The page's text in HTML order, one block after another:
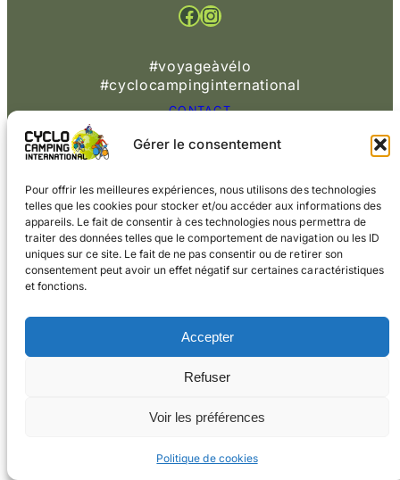
Gérer le consentement
Pour offrir les meilleures expériences, nous utilisons des technologies
telles que les cookies pour stocker et/ou accéder aux informations des
appareils. Le fait de consentir à ces technologies nous permettra de
traiter des données telles que le comportement de navigation ou les ID
uniques sur ce site. Le fait de ne pas consentir ou de retirer son
consentement peut avoir un effet négatif sur certaines caractéristiques
et fonctions.
Accepter
Refuser
Voir les préférences
Politique de cookies
Facebook Instagram
#voyageàvélo
#cyclocampinginternational
CONTACT
© 2026 Cyclo
Camping International
Cookies Mentions légales